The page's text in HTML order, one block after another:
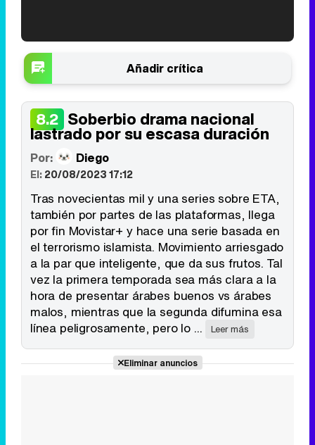
Tráiler en catalán de 'Ravalear', la nueva serie de HBO Max sobre los fondos buitre
Tráiler de la tercera temporada de 'The Walking Dead: Dead City' de AMC+
Añadir crítica
8.2 Soberbio drama nacional
lastrado por su escasa duración
Por: Diego
El:20/08/2023 17:12
Tras novecientas mil y una series sobre ETA,
también por partes de las plataformas, llega
por fin Movistar+ y hace una serie basada en
el terrorismo islamista. Movimiento arriesgado
a la par que inteligente, que da sus frutos. Tal
vez la primera temporada sea más clara a la
hora de presentar árabes buenos vs árabes
malos, mientras que la segunda difumina esa
línea peligrosamente, pero lo ...
Leer más
Eliminar anuncios